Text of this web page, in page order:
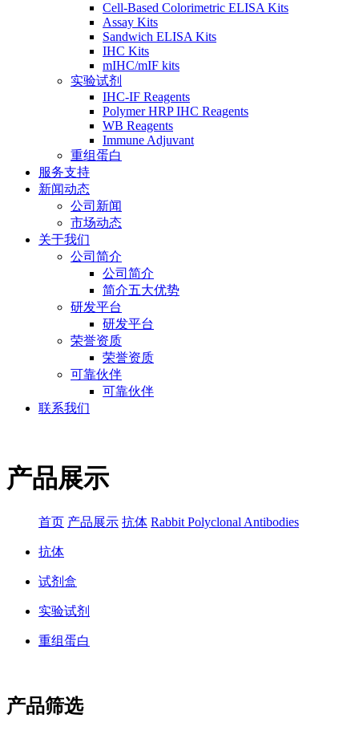
Cell-Based Colorimetric ELISA Kits
Assay Kits
Sandwich ELISA Kits
IHC Kits
mIHC/mIF kits
实验试剂
IHC-IF Reagents
Polymer HRP IHC Reagents
WB Reagents
Immune Adjuvant
重组蛋白
服务支持
新闻动态
公司新闻
市场动态
关于我们
公司简介
公司简介
简介五大优势
研发平台
研发平台
荣誉资质
荣誉资质
可靠伙伴
可靠伙伴
联系我们
产品展示
首页 产品展示 抗体 Rabbit Polyclonal Antibodies
抗体
试剂盒
实验试剂
重组蛋白
产品筛选